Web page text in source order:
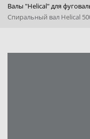
Валы "Helical" для
Спиральный вал Helical